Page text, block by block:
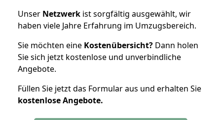
Unser Netzwerk ist sorgfältig ausgewählt, wir
haben viele Jahre Erfahrung im Umzugsbereich.
Sie möchten eine Kostenübersicht? Dann holen
Sie sich jetzt kostenlose und unverbindliche
Angebote.
Füllen Sie jetzt das Formular aus und erhalten Sie
kostenloseAngebote.